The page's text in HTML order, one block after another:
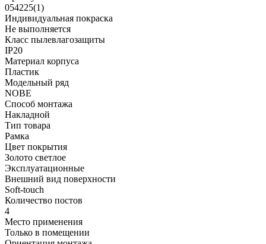
054225(1)
Индивидуальная покраска
Не выполняется
Класс пылевлагозащиты
IP20
Материал корпуса
Пластик
Модельный ряд
NOBE
Способ монтажа
Накладной
Тип товара
Рамка
Цвет покрытия
Золото светлое
Эксплуатационные
Внешний вид поверхности
Soft-touch
Количество постов
4
Место применения
Только в помещении